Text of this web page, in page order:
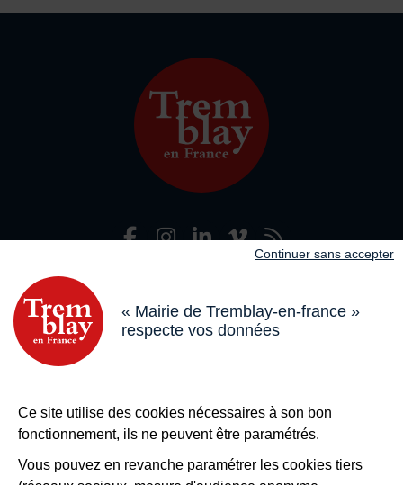
« Mairie de Tremblay-en-france »
respecte vos données
Ce site utilise des cookies nécessaires à son bon
fonctionnement, ils ne peuvent être paramétrés.
Vous pouvez en revanche paramétrer les cookies tiers
Continuer sans accepter
Nous suivre
Facebook
InstagramLinkedIn
Adresse dans le pied de page
18 boulevard de l’Hôtel de Ville, 93290 Tremblay-en-France
Horaires
Du lundi au vendredi de 8h30 à 12h et de 13h à 17h
Le samedi de 8h30 à 12h
Bouton contacterNous contacter
Plus deTremblay !